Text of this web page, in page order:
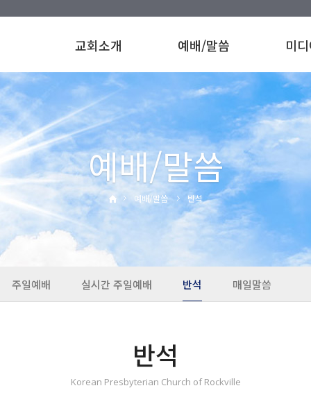
교회소개 예배/말씀 미
예배/말씀
예배/말씀 반석
주일예배 실시간 주일예배 반석 매일말씀
반석
Korean Presbyterian Church of Rockville